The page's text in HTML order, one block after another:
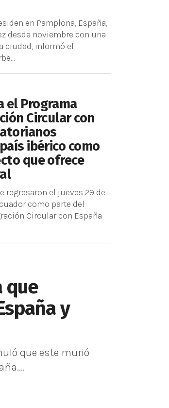
en Pamplona, España,
desde noviembre con una
ciudad, informó el
el Programa
Circular con
ibérico como
que ofrece
regresaron el jueves 29 de
como parte del
Circular con España
que
y
que este murió